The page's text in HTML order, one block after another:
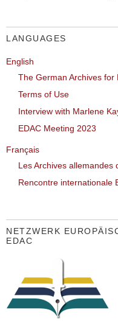
LANGUAGES
English
The German Archives for
Terms of Use
Interview with Marlene
EDAC Meeting 2023
Français
Les Archives allemandes
Rencontre internationale
NETZWERK
EDAC